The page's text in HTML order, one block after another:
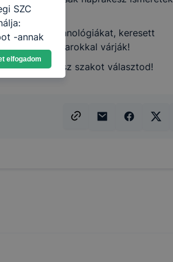
az új technológiákat, keresett
is tárt karokkal várják!
épületgépész szakot választod!
SZC
-annak
ha
és hogyan
elfogadom